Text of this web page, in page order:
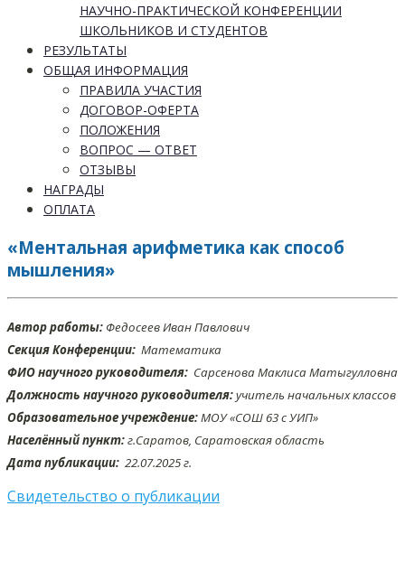
НАУЧНО-ПРАКТИЧЕСКОЙ КОНФЕРЕНЦИИ
ШКОЛЬНИКОВ И СТУДЕНТОВ
РЕЗУЛЬТАТЫ
ОБЩАЯ ИНФОРМАЦИЯ
ПРАВИЛА УЧАСТИЯ
ДОГОВОР-ОФЕРТА
ПОЛОЖЕНИЯ
ВОПРОС — ОТВЕТ
ОТЗЫВЫ
НАГРАДЫ
ОПЛАТА
«Ментальная арифметика как способ
мышления»
Автор работы: Федосеев Иван Павлович
Секция Конференции: Математика
ФИО научного руководителя: Сарсенова Маклиса Матыгулловна
Должность научного руководителя:учитель начальных классов
Образовательное учреждение:МОУ «СОШ 63 с УИП»
Населённый пункт:г.Саратов, Саратовская область
Дата публикации: 22.07.2025 г.
Свидетельство о публикации